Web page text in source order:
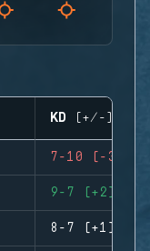
KD (+/-)
7-10 (-3)
9-7 (+2)
8-7 (+1)